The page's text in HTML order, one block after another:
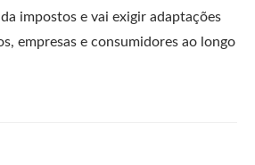
impostos e vai exigir adaptações
empresas e consumidores ao longo